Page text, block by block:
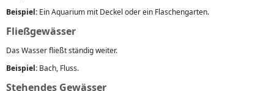
Beispiel: Ein Aquarium mit Deckel oder ein Flaschengarten.
Fließgewässer
Das Wasser fließt ständig weiter.
Beispiel: Bach, Fluss.
Stehendes Gewässer